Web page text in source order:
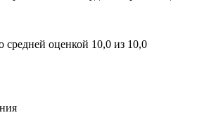
средней оценкой 10,0 из 10,0